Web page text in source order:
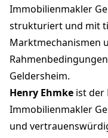
Immobilienmakler
strukturiert und mit
Marktmechanismen
Geldersheim.
Henry Ehmke ist der
Immobilienmakler
und